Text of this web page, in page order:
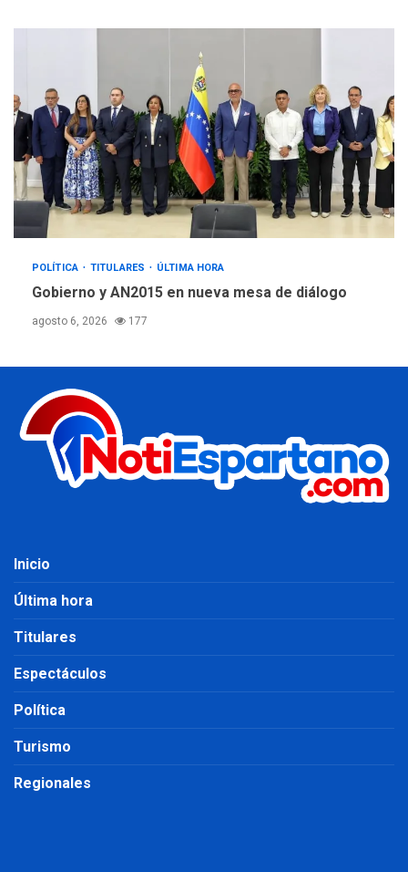
POLÍTICA TITULARES ÚLTIMA HORA
Gobierno y AN2015 en nueva mesa de diálogo
agosto 6, 2026 177
Inicio
Última hora
Titulares
Espectáculos
Política
Turismo
Regionales